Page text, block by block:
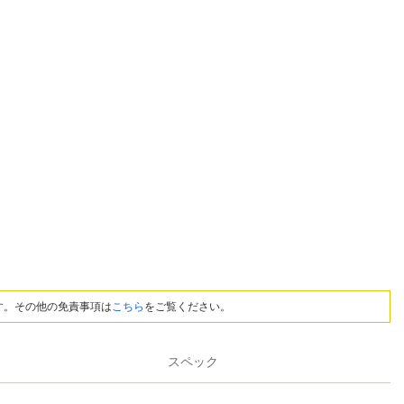
その他の免責事項はこちら をご覧ください。
スペック